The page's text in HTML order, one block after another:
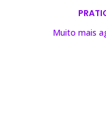
Muito mais